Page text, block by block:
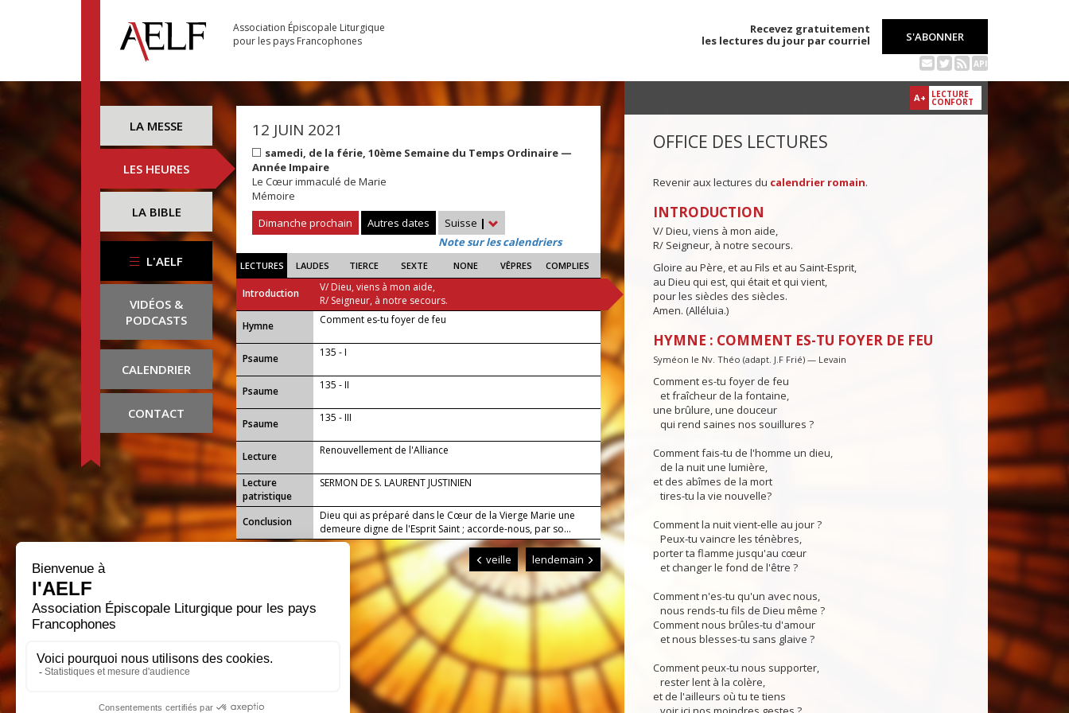
Association Épiscopale Liturgique
pour les pays Francophones
Recevez gratuitement
les lectures du jour par courriel
S'ABONNER
API
LA MESSE
LES HEURES
LA BIBLE
L'AELF
VIDÉOS &
PODCASTS
CALENDRIER
CONTACT
12 JUIN 2021
samedi, de la férie, 10ème Semaine du Temps Ordinaire —
Année Impaire
Le Cœur immaculé de Marie
Mémoire
Dimanche prochain
Autres dates Suisse |
Note sur les calendriers
LECTURES LAUDES TIERCE SEXTE NONE VÊPRES COMPLIES
Introduction
V/ Dieu, viens à mon aide,
R/ Seigneur, à notre secours.
...
Hymne Comment es-tu foyer de feu
Psaume 135 - I
Psaume 135 - II
Psaume 135 - III
Lecture Renouvellement de l'Alliance
Lecture
patristique
SERMON DE S. LAURENT JUSTINIEN
Conclusion
Dieu qui as préparé dans le Cœur de la Vierge Marie une
demeure digne de l'Esprit Saint ; accorde-nous, par so...
veille lendemain
A+ LECTURE
CONFORT
OFFICE DES LECTURES
Revenir aux lectures du calendrier romain.
INTRODUCTION
V/ Dieu, viens à mon aide,
R/ Seigneur, à notre secours.
Gloire au Père, et au Fils et au Saint-Esprit,
au Dieu qui est, qui était et qui vient,
pour les siècles des siècles.
Amen. (Alléluia.)
HYMNE : COMMENT ES-TU FOYER DE FEU
Syméon le Nv. Théo (adapt. J.F Frié) — Levain
Comment es-tu foyer de feu
et fraîcheur de la fontaine,
une brûlure, une douceur
qui rend saines nos souillures ?
Comment fais-tu de l'homme un dieu,
de la nuit une lumière,
et des abîmes de la mort
tires-tu la vie nouvelle?
Comment la nuit vient-elle au jour ?
Peux-tu vaincre les ténèbres,
porter ta flamme jusqu'au cœur
et changer le fond de l'être ?
Comment n'es-tu qu'un avec nous,
nous rends-tu fils de Dieu même ?
Comment nous brûles-tu d'amour
et nous blesses-tu sans glaive ?
Comment peux-tu nous supporter,
rester lent à la colère,
et de l'ailleurs où tu te tiens